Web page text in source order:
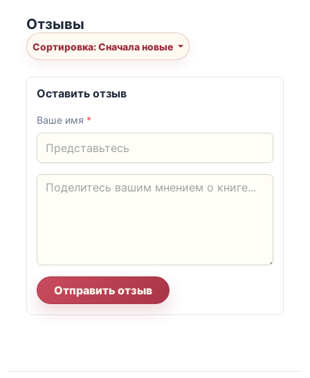
Отзывы
Сортировка: Сначала новые
Оставить отзыв
Ваше имя *
Отправить отзыв